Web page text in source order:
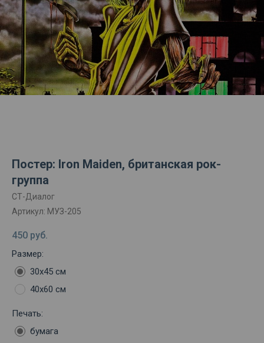
Постер: Iron Maiden, британская рок-
группа
СТ-Диалог
Артикул: МУЗ-205
450 руб.
Размер:
30х45 см
40х60 см
Печать:
бумага